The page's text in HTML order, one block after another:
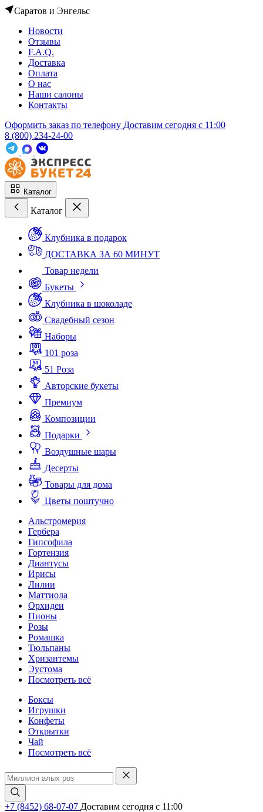
Саратов и Энгельс
Новости
Отзывы
F.A.Q.
Доставка
Оплата
О нас
Наши салоны
Контакты
Оформить заказ по телефону Доставим сегодня c 11:00
8 (800) 234-24-00
Каталог
Каталог
Клубника в подарок
ДОСТАВКА ЗА 60 МИНУТ
Товар недели
Букеты
Клубника в шоколаде
Свадебный сезон
Наборы
101 роза
51 Роза
Авторские букеты
Премиум
Композиции
Подарки
Воздушные шары
Десерты
Товары для дома
Цветы поштучно
Альстромерия
Гербера
Гипсофила
Гортензия
Диантусы
Ирисы
Лилии
Маттиола
Орхидеи
Пионы
Розы
Ромашка
Тюльпаны
Хризантемы
Эустома
Посмотреть всё
Боксы
Игрушки
Конфеты
Открытки
Чай
Посмотреть всё
+7 (8452) 68-07-07 Доставим сегодня c 11:00